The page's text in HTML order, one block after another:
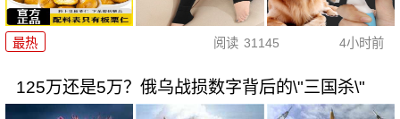
最热 阅读 31145 4小时前
125万还是5万？俄乌战损数字背后的\"三国杀\"